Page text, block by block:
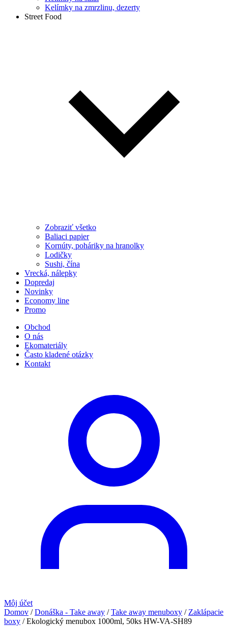
Kelímky na zmrzlinu, dezerty
Street Food
Zobraziť všetko
Baliaci papier
Kornúty, poháriky na hranolky
Lodičky
Sushi, čína
Vrecká, nálepky
Dopredaj
Novinky
Economy line
Promo
Obchod
O nás
Ekomateriály
Často kladené otázky
Kontakt
Môj účet
Domov /Donáška - Take away /Take away menuboxy / Zaklápacie
boxy /Ekologický menubox 1000ml, 50ks HW-VA-SH89